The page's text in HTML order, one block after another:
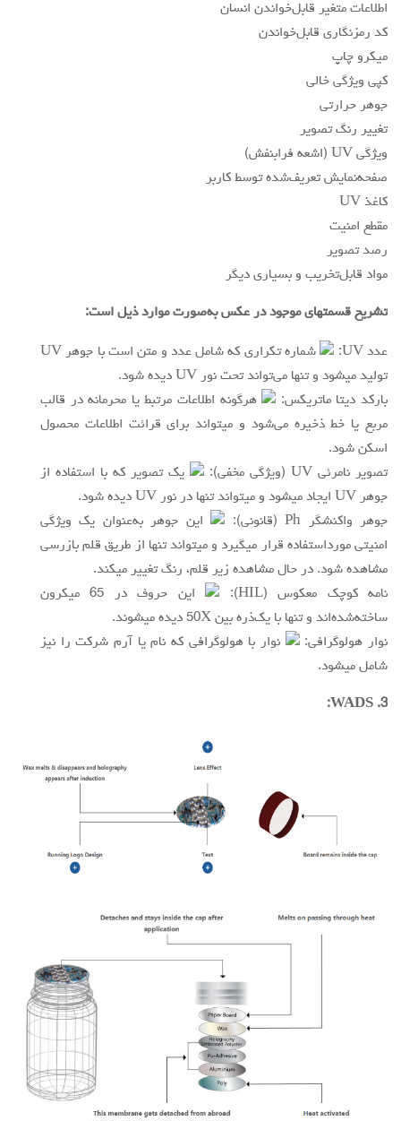
اطلاعات متغیر قابل‌خواندن انسان
کد رمزنگاری قابل‌خواندن
میکرو چاپ
کپی ویژگی خالی
جوهر حرارتی
تغییر رنگ تصویر
ویژگی UV (اشعه فرابنفش)
صفحه‌نمایش تعریف‌شده توسط کاربر
کاغذ UV
مقطع امنیت
رصد تصوير
مواد قابل‌تخریب و بسیاری دیگر
تشریح قسمتهای موجود در عکس به‌صورت موارد ذیل است:
عدد UV:
شماره تکراری که شامل عدد و متن است با جوهر UV
تولید میشود و تنها می‌تواند تحت نور UV دیده شود.
بارکد دیتا ماتریکس:
هرگونه اطلاعات مرتبط یا محرمانه در قالب
مربع یا خط ذخیره می‌شود و میتواند برای قرائت اطلاعات محصول
اسکن شود.
تصویر نامرئی UV (ویژگی مخفی):
یک تصویر که با استفاده از
جوهر UV ایجاد میشود و میتواند تنها در نور UV دیده شود.
جوهر واکنشگر Ph (قانونی):
این جوهر به‌عنوان یک ویژگی
امنیتی مورداستفاده قرار میگیرد و میتواند تنها از طریق قلم بازرسی
مشاهده شود. در حال مشاهده زیر قلم، رنگ تغییر میکند.
نامه کوچک معکوس (HIL):
این حروف در 65 میکرون
ساخته‌شده‌اند و تنها با یک‌ذره بین 50X دیده میشوند.
نوار هولوگرافی:
نوار با هولوگرافی که نام یا آرم شرکت را نیز
شامل میشود.
3. WADS: